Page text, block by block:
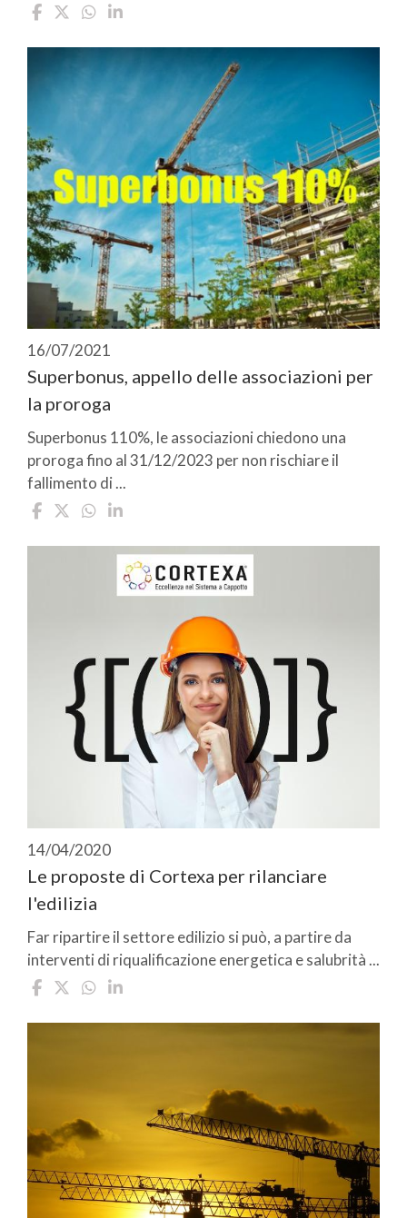
16/07/2021
Superbonus, appello delle associazioni per
la proroga
Superbonus 110%, le associazioni chiedono una
proroga fino al 31/12/2023 per non rischiare il
fallimento di ...
14/04/2020
Le proposte di Cortexa per rilanciare
l'edilizia
Far ripartire il settore edilizio si può, a partire da
interventi di riqualificazione energetica e salubrità ...